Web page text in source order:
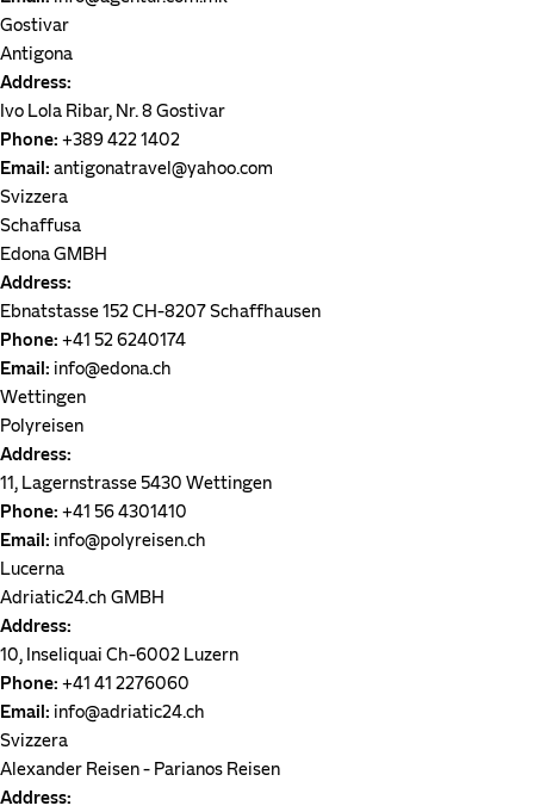
Gostivar
Antigona
Address:
Ivo Lola Ribar, Nr. 8 Gostivar
Phone: +389 422 1402
Email: antigonatravel@yahoo.com
Svizzera
Schaffusa
Edona GMBH
Address:
Ebnatstasse 152 CH-8207 Schaffhausen
Phone: +41 52 6240174
Email: info@edona.ch
Wettingen
Polyreisen
Address:
11, Lagernstrasse 5430 Wettingen
Phone: +41 56 4301410
Email: info@polyreisen.ch
Lucerna
Adriatic24.ch GMBH
Address:
10, Inseliquai Ch-6002 Luzern
Phone: +41 41 2276060
Email: info@adriatic24.ch
Svizzera
Alexander Reisen - Parianos Reisen
Address: